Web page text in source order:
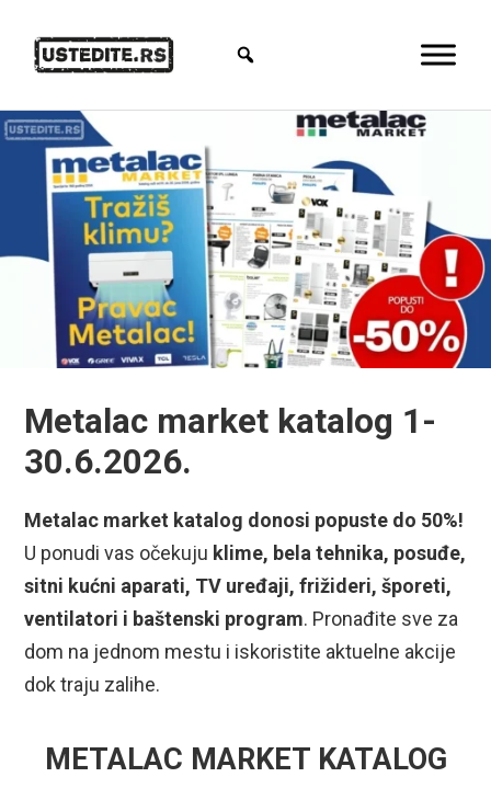
Metalac market katalog 1-
30.6.2026.
Metalac market katalog donosi popuste do 50%!
U ponudi vas očekuju klime, bela tehnika, posuđe,
sitni kućni aparati, TV uređaji, frižideri, šporeti,
ventilatori i baštenski program. Pronađite sve za
dom na jednom mestu i iskoristite aktuelne akcije
dok traju zalihe.
METALAC MARKET KATALOG